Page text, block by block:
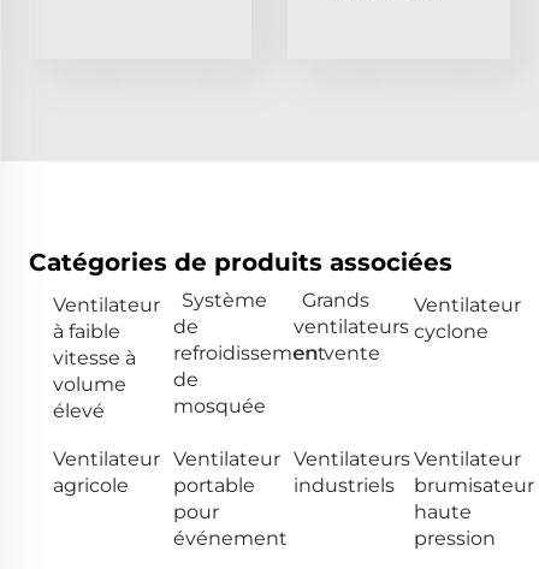
Catégories de produits associées
Ventilateur
à faible
vitesse à
volume
élevé
Système
de
refroidissement
de
mosquée
Grands
ventilateurs
en vente
Ventilateur
cyclone
Ventilateur
agricole
Ventilateur
portable
pour
événement
Ventilateurs
industriels
Ventilateur
brumisateur
haute
pression